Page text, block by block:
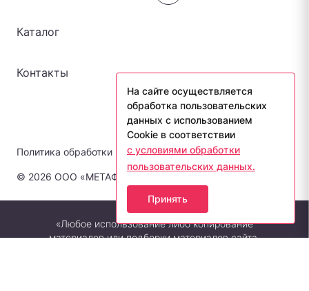
Политика обработки персональных данных
© 2026 ООО «МЕТАФОРА-ЛАБ». Все права защищены.
Каталог
Контакты
«Любое использование либо копирование
материалов или подборки материалов сайта,
На сайте осуществляется
обработка пользовательских
данных с использованием
Cookie в соответствии
с условиями обработки
пользовательских данных.
Принять